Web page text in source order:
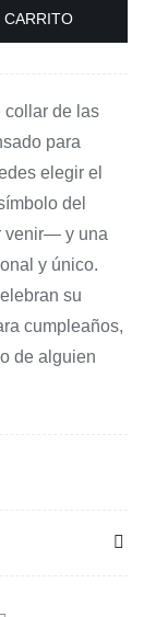
CARRITO
collar de las
para
elegir el
del
venir— y una
y único.
su
cumpleaños,
de alguien